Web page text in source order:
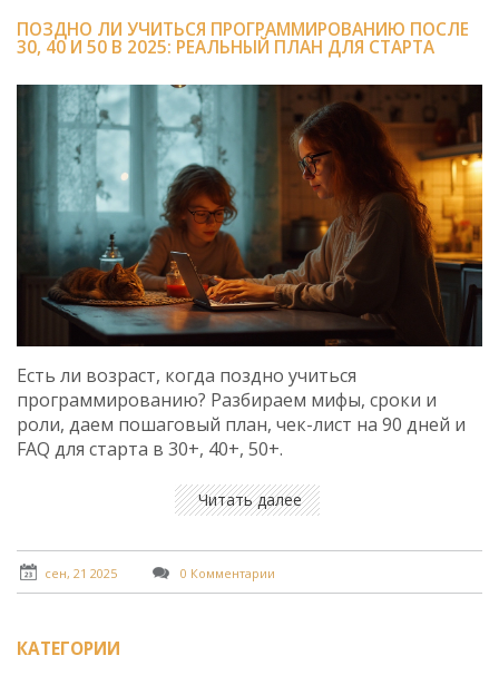
ПОЗДНО ЛИ УЧИТЬСЯ ПРОГРАММИРОВАНИЮ ПОСЛЕ
30, 40 И 50 В 2025: РЕАЛЬНЫЙ ПЛАН ДЛЯ СТАРТА
Есть ли возраст, когда поздно учиться
программированию? Разбираем мифы, сроки и
роли, даем пошаговый план, чек-лист на 90 дней и
FAQ для старта в 30+, 40+, 50+.
Читать далее
сен, 21 2025 0 Комментарии
КАТЕГОРИИ